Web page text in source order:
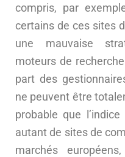
compris, par
certains de ces sites
une mauvaise
moteurs de
part des
ne peuvent être
probable que
autant de sites de
marchés